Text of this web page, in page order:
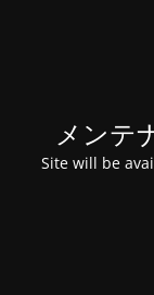
メンテ
Site will be